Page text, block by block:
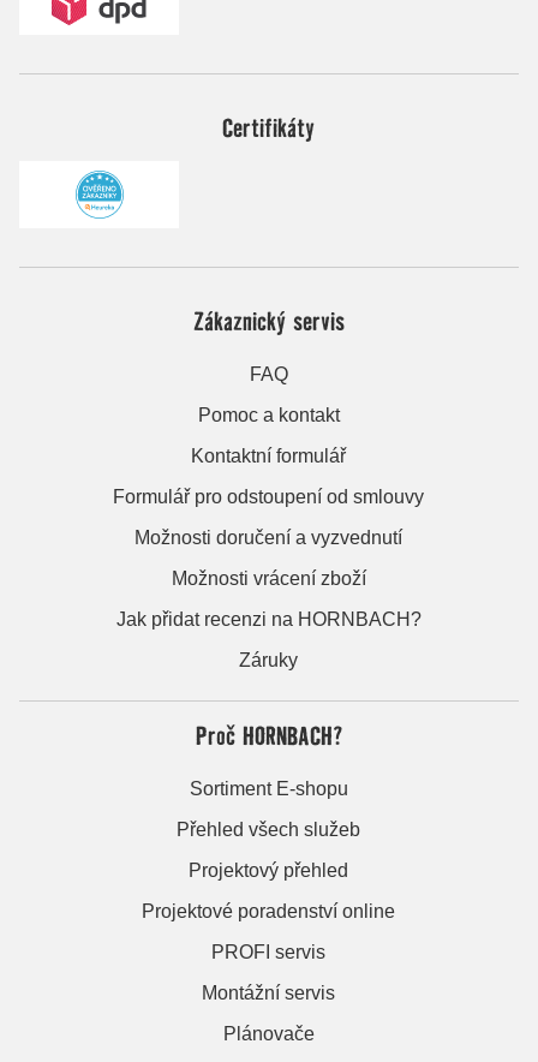
Certifikáty
Zákaznický servis
FAQ
Pomoc a kontakt
Kontaktní formulář
Formulář pro odstoupení od smlouvy
Možnosti doručení a vyzvednutí
Možnosti vrácení zboží
Jak přidat recenzi na HORNBACH?
Záruky
Proč HORNBACH?
Sortiment E-shopu
Přehled všech služeb
Projektový přehled
Projektové poradenství online
PROFI servis
Montážní servis
Plánovače